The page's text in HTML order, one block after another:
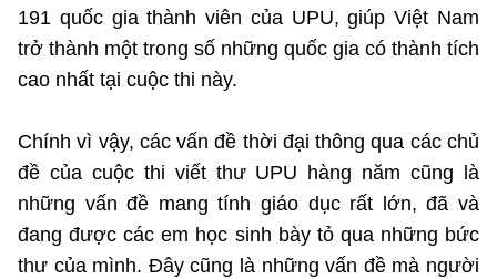
191 quốc gia thành viên của UPU, giúp Việt Nam
trở thành một trong số những quốc gia có thành tích
cao nhất tại cuộc thi này.
Chính vì vậy, các vấn đề thời đại thông qua các chủ
đề của cuộc thi viết thư UPU hàng năm cũng là
những vấn đề mang tính giáo dục rất lớn, đã và
đang được các em học sinh bày tỏ qua những bức
thư của mình. Đây cũng là những vấn đề mà người